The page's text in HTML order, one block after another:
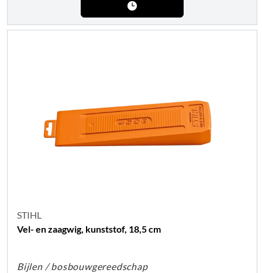
STIHL
Vel- en zaagwig, kunststof, 18,5 cm
Bijlen / bosbouwgereedschap